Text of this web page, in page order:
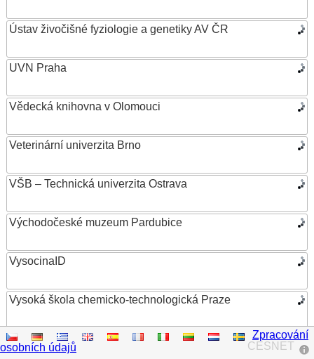
Ústav živočišné fyziologie a genetiky AV ČR
UVN Praha
Vědecká knihovna v Olomouci
Veterinární univerzita Brno
VŠB – Technická univerzita Ostrava
Východočeské muzeum Pardubice
VysocinaID
Vysoká škola chemicko-technologická Praze
Vysoká škola ekonomická v Praze
CESNET
Zpracování
osobních údajů